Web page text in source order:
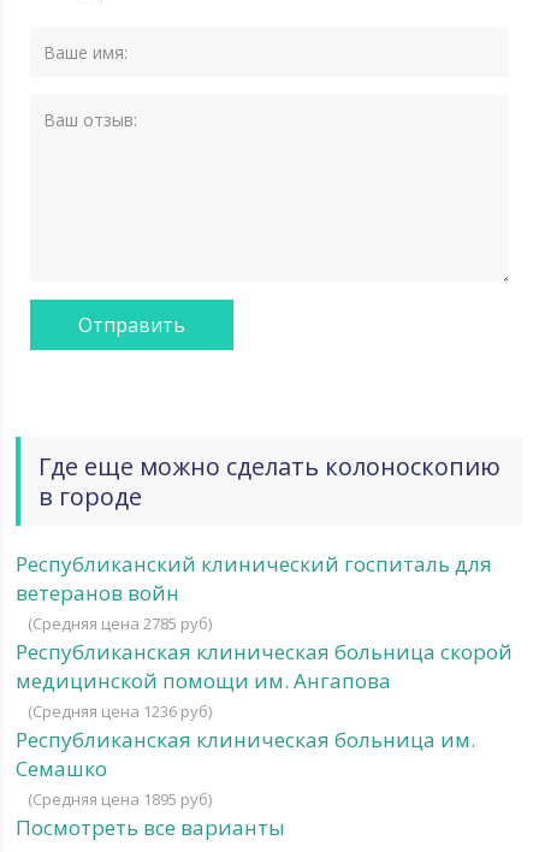
Где еще можно сделать колоноскопию
в городе
Республиканский клинический госпиталь для
ветеранов войн
(Средняя цена 2785 руб)
Республиканская клиническая больница скорой
медицинской помощи им. Ангапова
(Средняя цена 1236 руб)
Республиканская клиническая больница им.
Семашко
(Средняя цена 1895 руб)
Посмотреть все варианты